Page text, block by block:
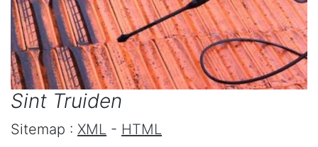
Sint Truiden
Sitemap : XML - HTML